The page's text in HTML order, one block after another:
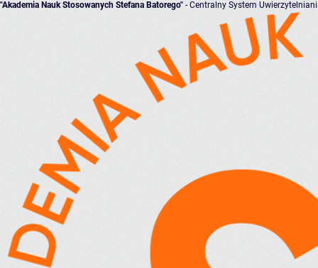
"Akademia Nauk Stosowanych Stefana Batorego" - Centralny System